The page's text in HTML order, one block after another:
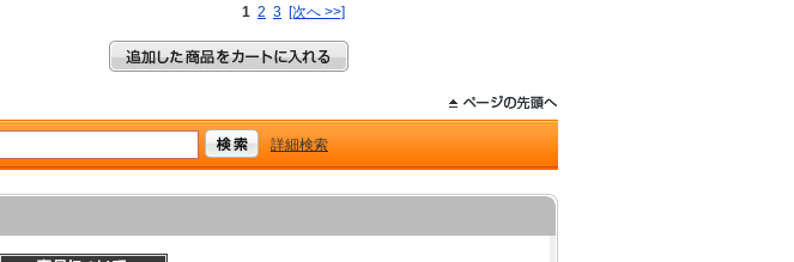
1 2 3 [次へ >>]
詳細検索